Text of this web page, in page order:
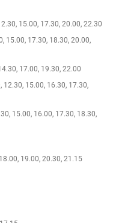
15.00, 17.30, 20.00, 22.30
15.00, 17.30, 18.30, 20.00,
17.00, 19.30, 22.00
12.30, 15.00, 16.30, 17.30,
15.00, 16.00, 17.30, 18.30,
19.00, 20.30, 21.15